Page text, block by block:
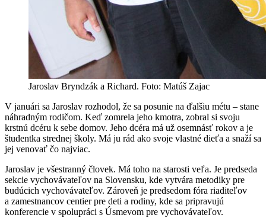
Jaroslav Bryndzák a Richard. Foto: Matúš Zajac
V januári sa Jaroslav rozhodol, že sa posunie na ďalšiu métu – stane
náhradným rodičom. Keď zomrela jeho kmotra, zobral si svoju
krstnú dcéru k sebe domov. Jeho dcéra má už osemnásť rokov a je
študentka strednej školy. Má ju rád ako svoje vlastné dieťa a snaží sa
jej venovať čo najviac.
Jaroslav je všestranný človek. Má toho na starosti veľa. Je predseda
sekcie vychovávateľov na Slovensku, kde vytvára metodiky pre
budúcich vychovávateľov. Zároveň je predsedom fóra riaditeľov
a zamestnancov centier pre deti a rodiny, kde sa pripravujú
konferencie v spolupráci s Úsmevom pre vychovávateľov.